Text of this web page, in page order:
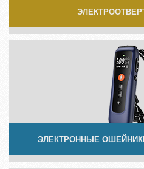
ЭЛЕКТРОННЫЕ